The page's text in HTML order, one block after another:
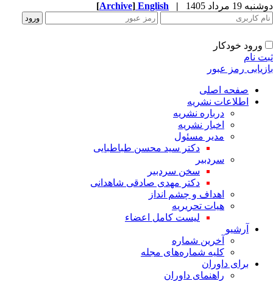
19 مرداد 1405 |
English
[Archive]
ورود خودکار
نام
رمز عبور
صفحه اصلی
اطلاعات نشریه
درباره نشریه
اخبار نشریه
مدیر مسئول
دکتر سید محسن طباطبایی
سردبیر
سخن سردبیر
دکتر مهدی صادقی شاهدانی
اهداف و چشم انداز
هیات تحریریه
لیست کامل اعضاء
آرشیو
آخرین شماره
کلیه شماره‌های مجله
برای داوران
راهنمای داوران